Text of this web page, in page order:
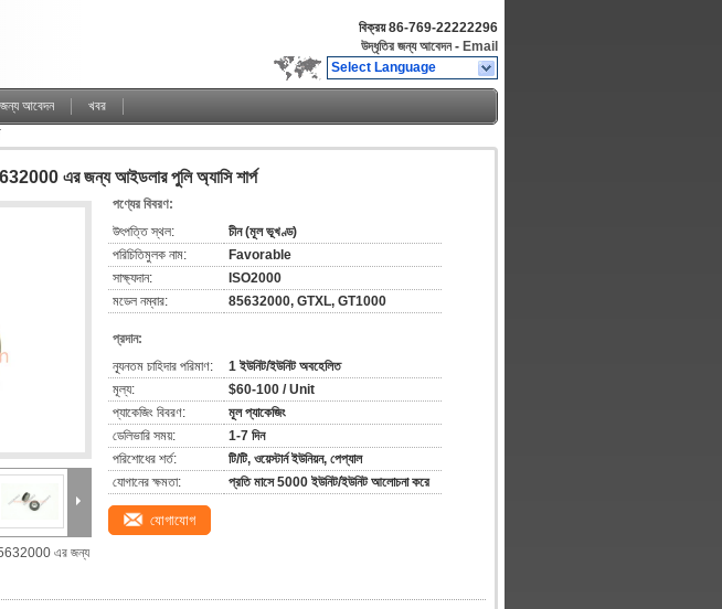
বিক্রয়86-769-22222296
উদ্ধৃতির জন্য আবেদন - Email
Select Language
আবেদন
খবর
এর জন্য আইডলার পুলি অ্যাসি শার্প
85632000 এর জন্য
পণ্যের বিবরণ:
উৎপত্তি স্থল:
চীন (মূল ভূখণ্ড)
পরিচিতিমুলক নাম:
Favorable
সাক্ষ্যদান:
ISO2000
মডেল নম্বার:
85632000, GTXL, GT1000
প্রদান:
ন্যূনতম চাহিদার পরিমাণ:
1 ইউনিট/ইউনিট অবহেলিত
মূল্য:
$60-100 / Unit
প্যাকেজিং বিবরণ:
মূল প্যাকেজিং
ডেলিভারি সময়:
1-7 দিন
পরিশোধের শর্ত:
টি/টি, ওয়েস্টার্ন ইউনিয়ন, পেপ্যাল
যোগানের ক্ষমতা:
প্রতি মাসে 5000 ইউনিট/ইউনিট আলোচনা করে
যোগাযোগ